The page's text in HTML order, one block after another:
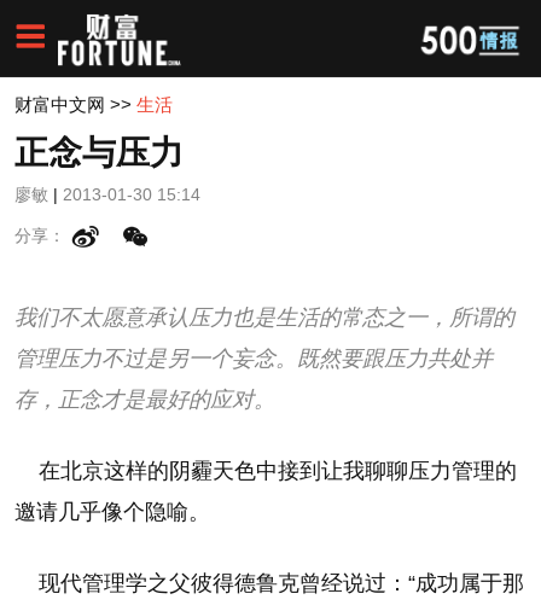
财富中文网 >> 生活
正念与压力
廖敏 | 2013-01-30 15:14
分享：
我们不太愿意承认压力也是生活的常态之一，所谓的
管理压力不过是另一个妄念。既然要跟压力共处并
存，正念才是最好的应对。
在北京这样的阴霾天色中接到让我聊聊压力管理的
邀请几乎像个隐喻。
现代管理学之父彼得德鲁克曾经说过：“成功属于那